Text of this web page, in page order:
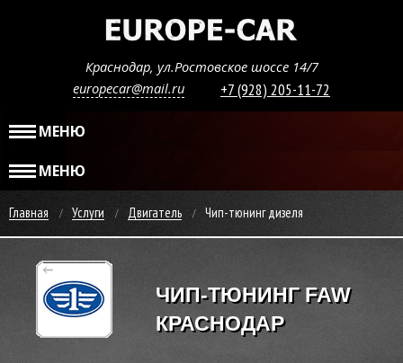
Краснодар, ул.Ростовское шоссе 14/7
europecar@mail.ru
+7 (928) 205-11-72
МЕНЮ
МЕНЮ
Главная Услуги Двигатель Чип-тюнинг дизеля
ЧИП-ТЮНИНГ FAW
КРАСНОДАР